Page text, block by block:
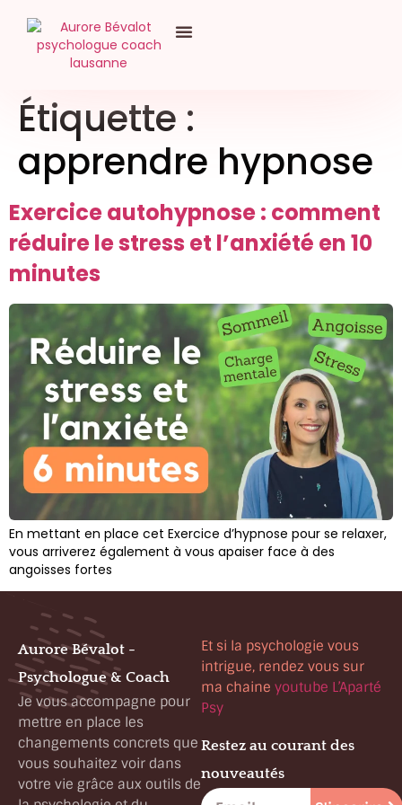
Étiquette :
apprendre hypnose
Exercice autohypnose : comment
réduire le stress et l’anxiété en 10
minutes
En mettant en place cet Exercice d’hypnose pour se relaxer,
vous arriverez également à vous apaiser face à des
angoisses fortes
Aurore Bévalot -
Psychologue & Coach
Je vous accompagne pour
mettre en place les
changements concrets que
vous souhaitez voir dans
votre vie grâce aux outils de
Et si la psychologie vous
intrigue, rendez vous sur
ma chaine youtube L’Aparté
Psy
Restez au courant des
nouveautés